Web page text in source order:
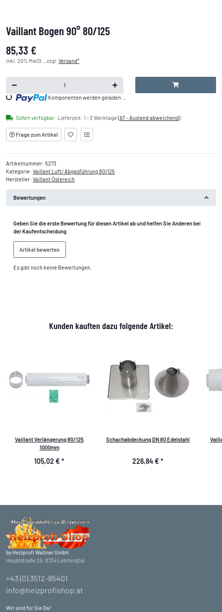
Vaillant Bogen 90° 80/125
85,33 €
inkl. 20% MwSt. , zzgl. Versand*
Loading... Komponenten werden geladen ...
Sofort verfügbar Lieferzeit: 1 - 3 Werktage(AT - Ausland abweichend)
Frage zum Artikel
Artikelnummer: 5273
Kategorie: Vaillant Luft/ Abgasführung 80/125
Hersteller: Vaillant Östereich
Bewertungen
Geben Sie die erste Bewertung für diesen Artikel ab und helfen Sie Anderen bei
der Kaufentscheidung
Artikel bewerten
Es gibt noch keine Bewertungen.
Kunden kauften dazu folgende Artikel:
Vaillant Verlängerung 80/125
1000mm
105,02 € *
Schachabdeckung DN 80 Edelstahl
226,84 € *
by Heizprofi Wallner GmbH
Hauptstraße 26, 8734 Lobmingtal
+43 (0) 3512-85401
info@heizprofishop.at
Wir sind für Sie Da!